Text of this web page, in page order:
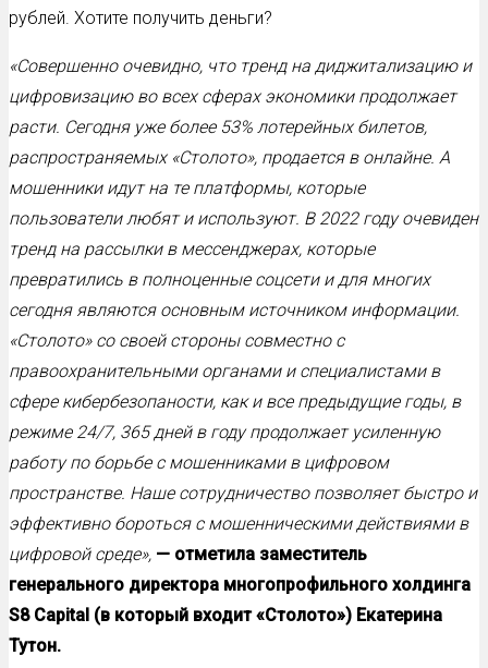
рублей. Хотите получить деньги?
«Совершенно очевидно, что тренд на диджитализацию и
цифровизацию во всех сферах экономики продолжает
расти. Сегодня уже более 53% лотерейных билетов,
распространяемых «Столото», продается в онлайне. А
мошенники идут на те платформы, которые
пользователи любят и используют. В 2022 году очевиден
тренд на рассылки в мессенджерах, которые
превратились в полноценные соцсети и для многих
сегодня являются основным источником информации.
«Столото» со своей стороны совместно с
правоохранительными органами и специалистами в
сфере кибербезопаности, как и все предыдущие годы, в
режиме 24/7, 365 дней в году продолжает усиленную
работу по борьбе с мошенниками в цифровом
пространстве. Наше сотрудничество позволяет быстро и
эффективно бороться с мошенническими действиями в
цифровой среде», — отметила заместитель
генерального директора многопрофильного холдинга
S8 Capital (в который входит «Столото») Екатерина
Тутон.